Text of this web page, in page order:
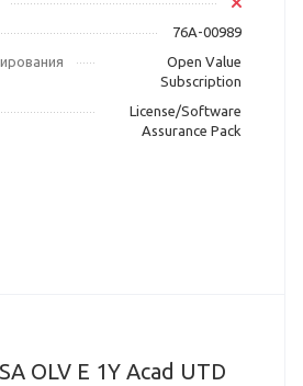
76A-00989
Open Value
Subscription
License/Software
Assurance Pack
OLV E 1Y Acad UTD